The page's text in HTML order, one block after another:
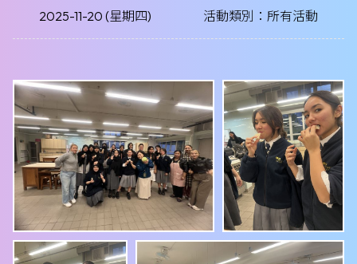
2025-11-20 (星期四) 活動類別：所有活動